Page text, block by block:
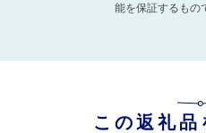
能を保証するもの
この返礼品